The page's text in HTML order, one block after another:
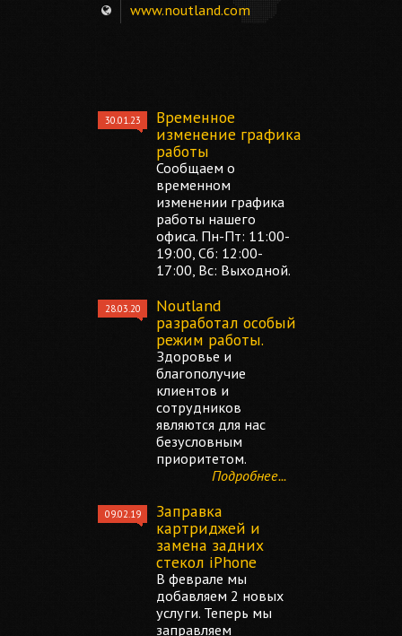
www.noutland.com
30.01.23
Временное
изменение графика
работы
Сообщаем о
временном
изменении графика
работы нашего
офиса. Пн-Пт: 11:00-
19:00, Сб: 12:00-
17:00, Вс: Выходной.
28.03.20
Noutland
разработал особый
режим работы.
Здоровье и
благополучие
клиентов и
сотрудников
являются для нас
безусловным
приоритетом.
Подробнее...
09.02.19
Заправка
картриджей и
замена задних
стекол iPhone
В феврале мы
добавляем 2 новых
услуги. Теперь мы
заправляем